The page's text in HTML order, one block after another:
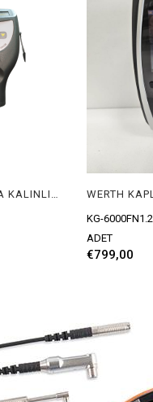
KG-6000FN1.2
ADET
€799,00